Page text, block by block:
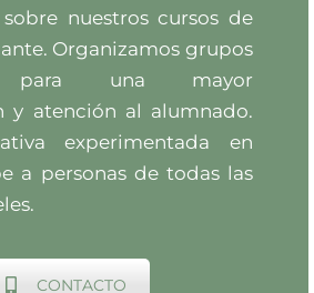
nuestros cursos de
Organizamos grupos
para una mayor
y atención al alumnado.
experimentada en
a personas de todas las
CONTACTO